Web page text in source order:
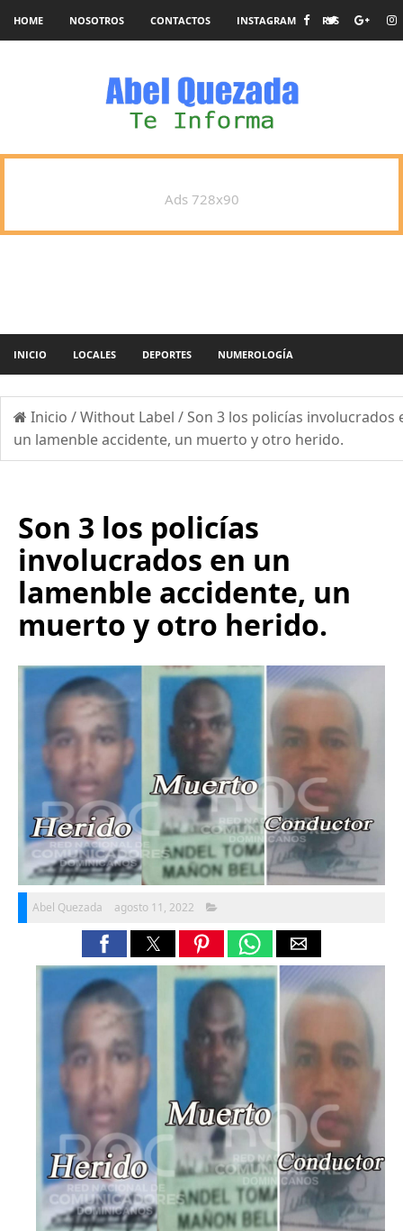
HOME NOSOTROS CONTACTOS INSTAGRAM RSS
Ads 728x90
INICIO LOCALES DEPORTES NUMEROLOGÍA
Inicio /Without Label /Son 3 los policías involucrados
un lamenble accidente, un muerto y otro herido.
Son 3 los policías
involucrados en un
lamenble accidente, un
muerto y otro herido.
Abel Quezada agosto 11, 2022